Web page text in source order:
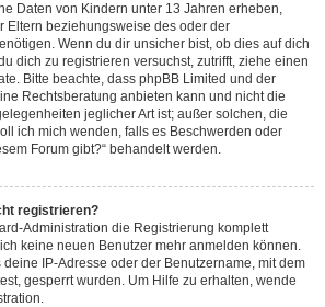
Daten von Kindern unter 13 Jahren erheben,
Eltern beziehungsweise des oder der
Wenn du dir unsicher bist, ob dies auf dich
dich zu registrieren versuchst, zutrifft, ziehe einen
Bitte beachte, dass phpBB Limited und der
Rechtsberatung anbieten kann und nicht die
jeglicher Art ist; außer solchen, die
ich mich wenden, falls es Beschwerden oder
Forum gibt?“ behandelt werden.
registrieren?
Administration die Registrierung komplett
keine neuen Benutzer mehr anmelden können.
deine IP-Adresse oder der Benutzername, mit dem
gesperrt wurden. Um Hilfe zu erhalten, wende